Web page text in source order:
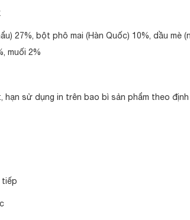
27%, bột phô mai (Hàn Quốc) 10%, dầu mè
muối 2%
hạn sử dụng in trên bao bì sản phẩm theo định
tiếp